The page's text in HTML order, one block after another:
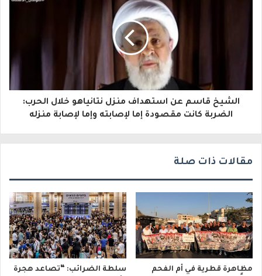
الشيخ قاسم عن استهداف منزل نتانياهو خلال الحرب:
الضربة كانت مقصودة إما لإصابته وإما لإصابة منزله
مقالات ذات صلة
مظاهرة قطرية في أم الفحم
سلطة الضرائب: “تصاعد هجرة